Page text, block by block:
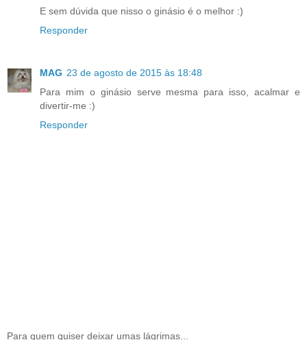
E sem dúvida que nisso o ginásio é o melhor :)
Responder
MAG 23 de agosto de 2015 às 18:48
Para mim o ginásio serve mesma para isso, acalmar e
divertir-me :)
Responder
Para quem quiser deixar umas lágrimas...